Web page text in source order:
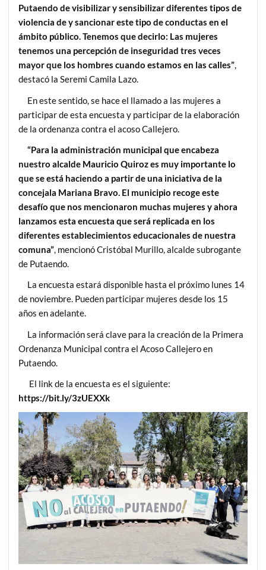
Putaendo de visibilizar y sensibilizar diferentes tipos de
violencia de y sancionar este tipo de conductas en el
ámbito público. Tenemos que decirlo: Las mujeres
tenemos una percepción de inseguridad tres veces
mayor que los hombres cuando estamos en las calles”,
destacó la Seremi Camila Lazo.
En este sentido, se hace el llamado a las mujeres a
participar de esta encuesta y participar de la elaboración
de la ordenanza contra el acoso Callejero.
“Para la administración municipal que encabeza
nuestro alcalde Mauricio Quiroz es muy importante lo
que se está haciendo a partir de una iniciativa de la
concejala Mariana Bravo. El municipio recoge este
desafío que nos mencionaron muchas mujeres y ahora
lanzamos esta encuesta que será replicada en los
diferentes establecimientos educacionales de nuestra
comuna”, mencionó Cristóbal Murillo, alcalde subrogante
de Putaendo.
La encuesta estará disponible hasta el próximo lunes 14
de noviembre. Pueden participar mujeres desde los 15
años en adelante.
La información será clave para la creación de la Primera
Ordenanza Municipal contra el Acoso Callejero en
Putaendo.
El link de la encuesta es el siguiente:
https://bit.ly/3zUEXXk